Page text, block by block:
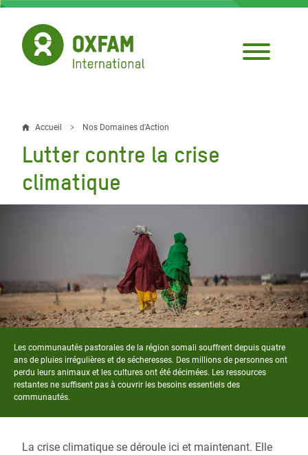
Aller
contenu
principal
Fil
d'Ariane
Accueil Nos Domaines d'Action
Lutter contre la crise
climatique
Les communautés pastorales de la région somali souffrent depuis quatre
ans de pluies irrégulières et de sécheresses. Des millions de personnes ont
perdu leurs animaux et les cultures ont été décimées. Les ressources
restantes ne suffisent pas à couvrir les besoins essentiels des
communautés.
La crise climatique se déroule ici et maintenant. Elle